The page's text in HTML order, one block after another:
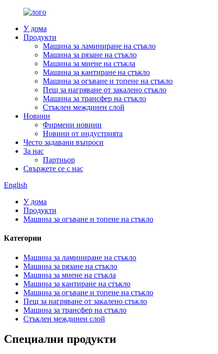
У дома
Продукти
Машина за ламиниране на стъкло
Машина за рязане на стъкло
Машина за миене на стъкла
Машина за кантиране на стъкло
Машина за огъване и топене на стъкло
Пещ за нагряване от закалено стъкло
Машина за трансфер на стъкло
Стъклен междинен слой
Новини
Фирмени новини
Новини от индустрията
Често задавани въпроси
За нас
Партньор
Свържете се с нас
English
У дома
Продукти
Машина за огъване и топене на стъкло
Категории
Машина за ламиниране на стъкло
Машина за рязане на стъкло
Машина за миене на стъкла
Машина за кантиране на стъкло
Машина за огъване и топене на стъкло
Пещ за нагряване от закалено стъкло
Машина за трансфер на стъкло
Стъклен междинен слой
Специални продукти